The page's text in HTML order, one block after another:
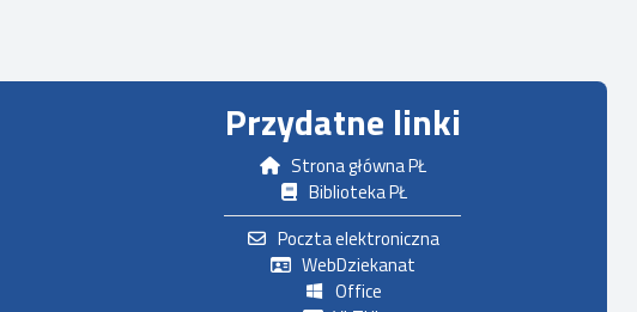
Przydatne linki
Strona główna PŁ
Biblioteka PŁ
Poczta elektroniczna
WebDziekanat
Office